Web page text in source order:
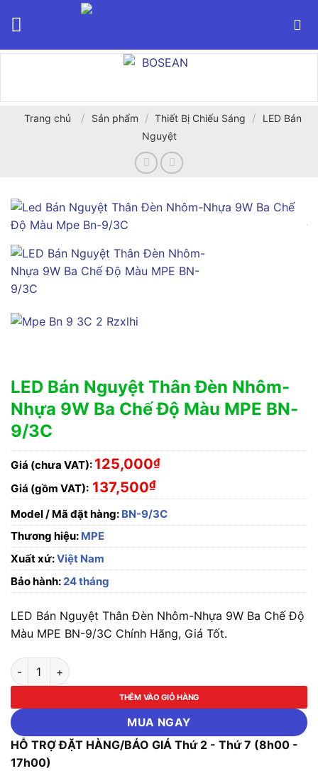
Trang chủ / Sản phẩm / Thiết Bị Chiếu Sáng /
LED Bán
Nguyệt
LED Bán Nguyệt Thân Đèn Nhôm-
Nhựa 9W Ba Chế Độ Màu MPE BN-
9/3C
Giá (chưa VAT): 125,000₫
Giá (gồm VAT): 137,500₫
Model / Mã đặt hàng: BN-9/3C
Thương hiệu: MPE
Xuất xứ:Việt Nam
Bảo hành:24 tháng
LED Bán Nguyệt Thân Đèn Nhôm-Nhựa 9W Ba Chế Độ
Màu MPE BN-9/3C Chính Hãng, Giá Tốt.
LED Bán Nguyệt Thân Đèn Nhôm-Nhựa 9W Ba Chế Độ Màu
THÊM VÀO GIỎ HÀNG
MUA NGAY
HỖ TRỢ ĐẶT HÀNG/BÁO GIÁ Thứ 2 - Thứ 7 (8h00 -
17h00)